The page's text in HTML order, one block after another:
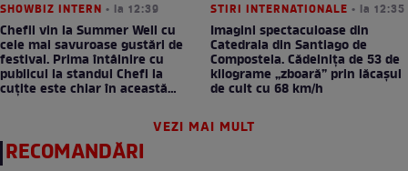
SHOWBIZ INTERN • la 12:39
Chefii vin la Summer Well cu
cele mai savuroase gustări de
festival. Prima întâlnire cu
publicul la standul Chefi la
cuțite este chiar în această
STIRI INTERNATIONALE • la 12:35
Imagini spectaculoase din
Catedrala din Santiago de
Compostela. Cădelnița de 53 de
kilograme „zboară” prin lăcașul
de cult cu 68 km/h
VEZI MAI MULT
RECOMANDĂRI